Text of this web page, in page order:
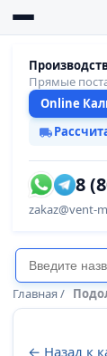
Прямые
Online
8
zakaz@vent-
Главная /
← Назад к